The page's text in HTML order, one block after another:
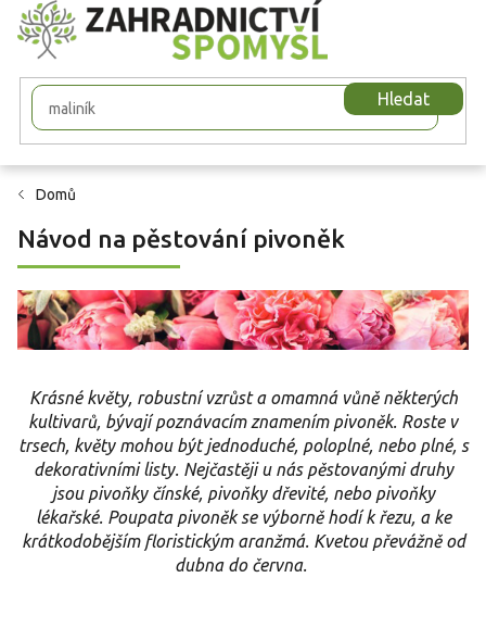
Přejít
na
obsah
Hledat
Domů
Návod na pěstování pivoněk
Krásné květy, robustní vzrůst a omamná vůně některých
kultivarů, bývají poznávacím znamením pivoněk. Roste v
trsech, květy mohou být jednoduché, poloplné, nebo plné, s
dekorativními listy. Nejčastěji u nás pěstovanými druhy
jsou pivoňky čínské, pivoňky dřevité, nebo pivoňky
lékařské. Poupata pivoněk se výborně hodí k řezu, a ke
krátkodobějším floristickým aranžmá. Kvetou převážně od
dubna do června.